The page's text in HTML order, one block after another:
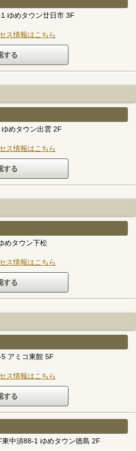
ゆめタウン廿日市 3F
ス情報はこちら
めタウン出雲 2F
ス情報はこちら
めタウン下松
ス情報はこちら
アミコ東館 5F
ス情報はこちら
中須88-1 ゆめタウン徳島 2F